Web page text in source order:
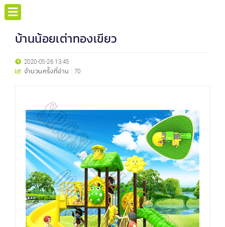
บ้านน้อยเต่าทองเขียว
2020-05-26 13:45
จำนวนครั้งที่อ่าน : 70